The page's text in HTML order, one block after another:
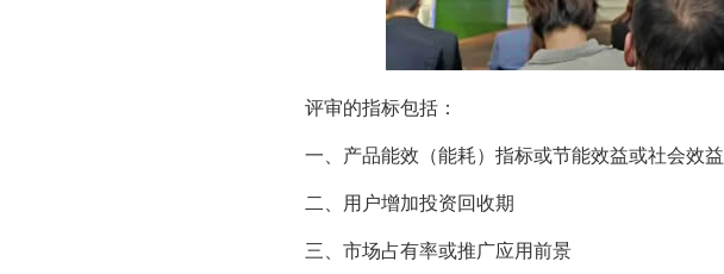
评审的指标包括：
一、产品能效（能耗）指标或节能效益或社会效益
二、用户增加投资回收期
三、市场占有率或推广应用前景